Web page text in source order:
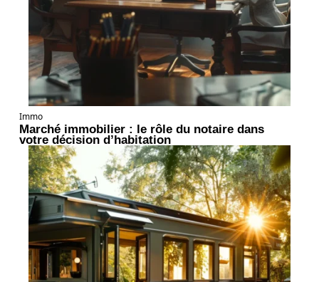
Immo
Marché immobilier : le rôle du notaire dans
votre décision d’habitation